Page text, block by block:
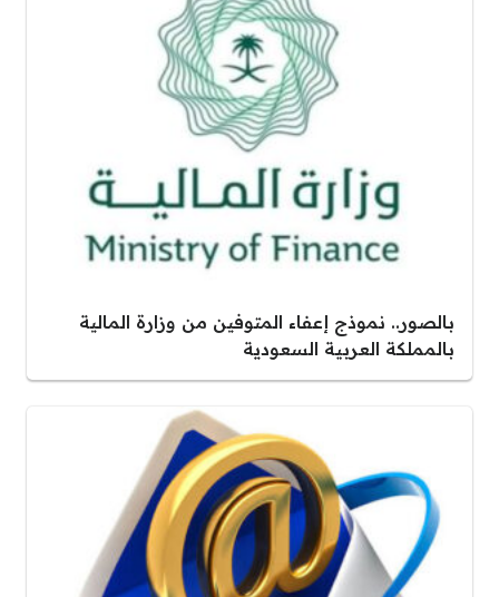
بالصور.. نموذج إعفاء المتوفين من وزارة المالية
بالمملكة العربية السعودية